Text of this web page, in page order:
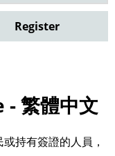
Register
繁體中文
持有簽證的人員，